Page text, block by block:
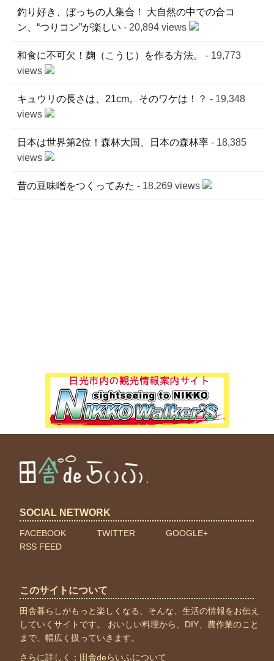
釣り好き、ぼっちの人集合！ 大自然の中での合コ
ン、“つりコン”が楽しい - 20,894 views
和食に不可欠！麹（こうじ）を作る方法。
- 19,773
views
キュウリの長さは、21cm。そのワケは！？ - 19,348
views
日本は世界第2位！森林大国、日本の森林率- 18,385
views
昔の豆味噌をつくってみた - 18,269 views
SOCIAL NETWORK
FACEBOOK TWITTER
GOOGLE+
RSS FEED
このサイトについて
田舎暮らしがもっと楽しくなる、そんな、生活の情報をお伝え
していくサイトです。 おいしい料理から、DIY、農作業のこと
まで、幅広く扱っていきます。
さらに詳しく： 田舎deらいふについて